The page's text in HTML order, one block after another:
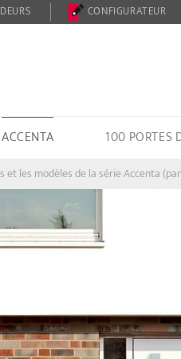
CONFIGURATEUR
ACCENTA 100 PORTES
et les modèles de la série Accenta